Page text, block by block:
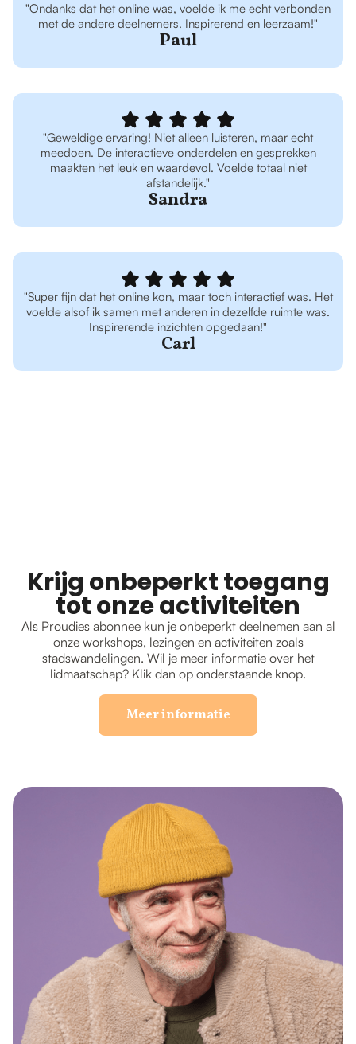
"Ondanks dat het online was, voelde ik me echt verbonden
met de andere deelnemers. Inspirerend en leerzaam!"
Paul
"Geweldige ervaring! Niet alleen luisteren, maar echt
meedoen. De interactieve onderdelen en gesprekken
maakten het leuk en waardevol. Voelde totaal niet
afstandelijk."
Sandra
"Super fijn dat het online kon, maar toch interactief was. Het
voelde alsof ik samen met anderen in dezelfde ruimte was.
Inspirerende inzichten opgedaan!"
Carl
Krijg onbeperkt toegang
tot onze activiteiten
Als Proudies abonnee kun je onbeperkt deelnemen aan al
onze workshops, lezingen en activiteiten zoals
stadswandelingen. Wil je meer informatie over het
lidmaatschap? Klik dan op onderstaande knop.
Meer informatie